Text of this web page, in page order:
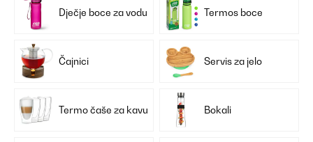
Dječje boce za vodu Termos boce
Čajnici Servis za jelo
Termo čaše za kavu Bokali